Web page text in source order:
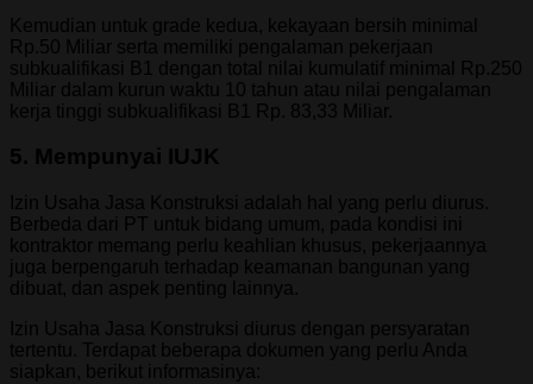
Kemudian untuk grade kedua, kekayaan bersih minimal
Rp.50 Miliar serta memiliki pengalaman pekerjaan
subkualifikasi B1 dengan total nilai kumulatif minimal Rp.250
Miliar dalam kurun waktu 10 tahun atau nilai pengalaman
kerja tinggi subkualifikasi B1 Rp. 83,33 Miliar.
5. Mempunyai IUJK
Izin Usaha Jasa Konstruksi adalah hal yang perlu diurus.
Berbeda dari PT untuk bidang umum, pada kondisi ini
kontraktor memang perlu keahlian khusus, pekerjaannya
juga berpengaruh terhadap keamanan bangunan yang
dibuat, dan aspek penting lainnya.
Izin Usaha Jasa Konstruksi diurus dengan persyaratan
tertentu. Terdapat beberapa dokumen yang perlu Anda
siapkan, berikut informasinya: